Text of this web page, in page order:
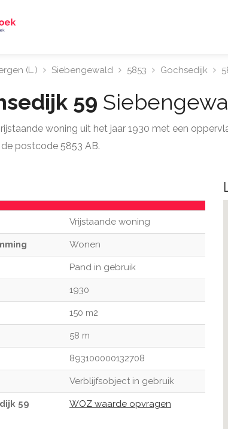
(L.) Siebengewald 5853 Gochsedijk
59
woning uit het jaar 1930 met een
postcode 5853 AB.
Vrijstaande woning
Wonen
Pand in gebruik
1930
150 m2
58 m
893100000132708
Verblijfsobject in gebruik
59 WOZ waarde opvragen